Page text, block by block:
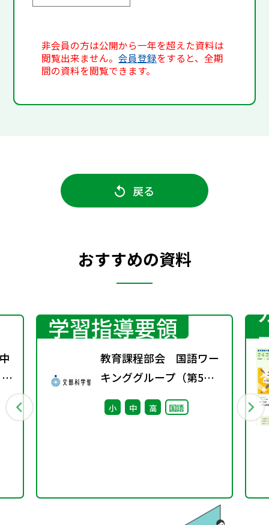
非会員の方は公開から一年を超えた資料は
閲覧出来ません。会員登録をすると、全期
間の資料を閲覧できます。
戻る
おすすめの資料
学習指導要領
教育課程部会 国語ワー
キンググループ（第5
回） 配付資料
小 中 高 国語